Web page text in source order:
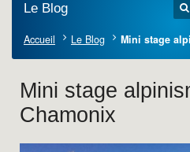
Le Blog
Accueil Le Blog Mini stage
Mini stage
Chamonix